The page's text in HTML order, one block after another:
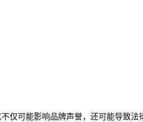
仅可能影响品牌声誉，还可能导致